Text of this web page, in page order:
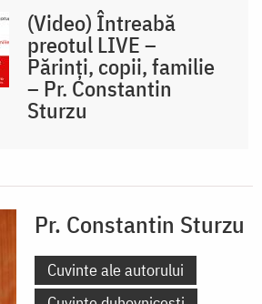
(Video) Întreabă
preotul LIVE –
Părinți, copii, familie
– Pr. Constantin
Sturzu
Pr. Constantin Sturzu
Cuvinte ale autorului